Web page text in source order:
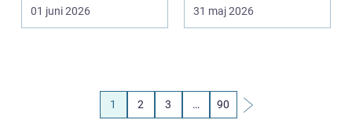
och smuts som varken
va...
01 juni 2026
stress och få en mer
trivsa...
31 maj 2026
1 2 3 … 90